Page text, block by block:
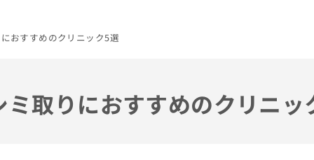
おすすめのクリニック5選
取りにおすすめのクリニッ